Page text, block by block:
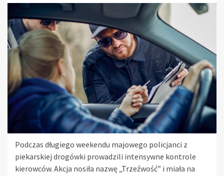
Podczas długiego weekendu majowego policjanci z
piekarskiej drogówki prowadzili intensywne kontrole
kierowców. Akcja nosiła nazwę „Trzeźwość” i miała na